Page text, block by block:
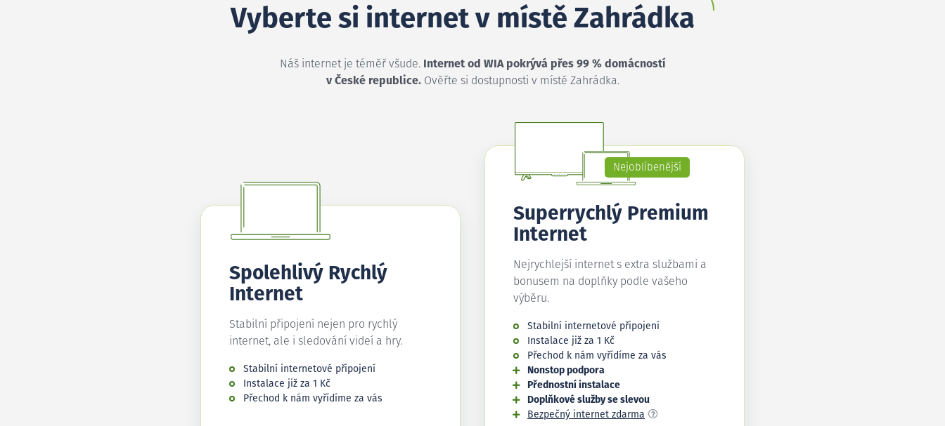
Vyberte si internet v místě Zahrádka
Náš internet je téměř všude.
Internet od WIA pokrývá přes 99 % domácností
v České republice.Ověřte si dostupnosti v místě Zahrádka.
Spolehlivý Rychlý
Internet
Stabilní připojení nejen pro rychlý
internet, ale i sledování videí a hry.
Stabilní internetové připojení
Instalace již za 1 Kč
Přechod k nám vyřídíme za vás
Nejoblíbenější
Superrychlý Premium
Internet
Nejrychlejší internet s extra službami a
bonusem na doplňky podle vašeho
výběru.
Stabilní internetové připojení
Instalace již za 1 Kč
Přechod k nám vyřídíme za vás
Nonstop podpora
Přednostní instalace
Doplňkové služby se slevou
Bezpečný internet zdarma